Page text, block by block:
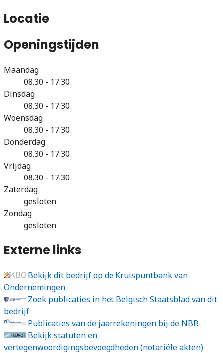
Locatie
Openingstijden
Maandag
08.30 - 17.30
Dinsdag
08.30 - 17.30
Woensdag
08.30 - 17.30
Donderdag
08.30 - 17.30
Vrijdag
08.30 - 17.30
Zaterdag
gesloten
Zondag
gesloten
Externe links
Bekijk dit bedrijf op de Kruispuntbank van
Ondernemingen
Zoek publicaties in het Belgisch Staatsblad van dit
bedrijf
Publicaties van de jaarrekeningen bij de NBB
Bekijk statuten en
vertegenwoordigingsbevoegdheden (notariële akten)